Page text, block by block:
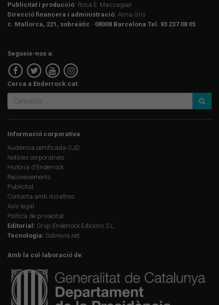
Publicitat i producció: Rosa E. Massaguer
Direcció financera i administració: Anna Gris
c. Mallorca, 221, sobreàtic · 08008 Barcelona Tel. 93 237 08 05
Segueix-nos a:
Cerca a Enderrock.cat:
Informació corporativa
Audiència certificada OJD
Notícies corporatives
Història d'Enderrock
Reconeixements
Publicitat
Contacta amb nosaltres
Avís legal
Política de privacitat
Editorial: Grup Enderrock Edicions S.L.
Tecnologia: Sobrevia.net
Amb la col·laboració de: